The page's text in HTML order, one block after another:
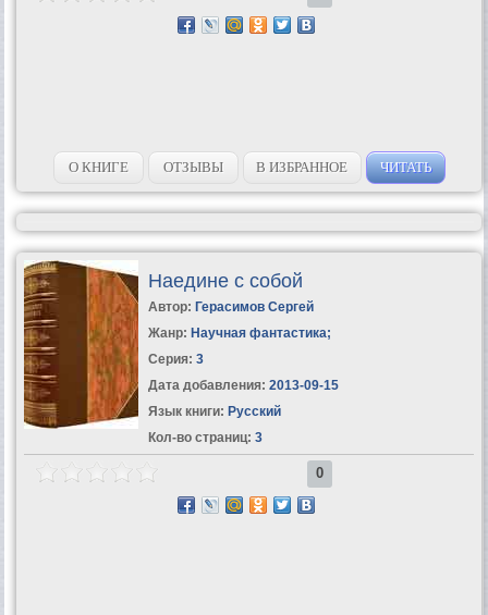
О КНИГЕ ОТЗЫВЫ В ИЗБРАННОЕ ЧИТАТЬ
Наедине с собой
Автор: Герасимов Сергей
Жанр: Научная фантастика;
Серия: 3
Дата добавления: 2013-09-15
Язык книги: Русский
Кол-во страниц: 3
0